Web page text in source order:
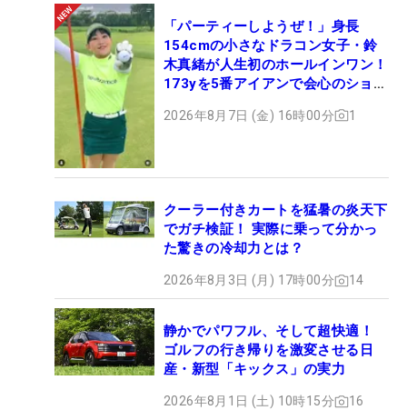
「パーティーしようぜ！」身長
154cmの小さなドラコン女子・鈴
木真緒が人生初のホールインワン！
173yを5番アイアンで会心のショッ
2026年8月7日 (金) 16時00分 1
クーラー付きカートを猛暑の炎天下
でガチ検証！ 実際に乗って分かっ
た驚きの冷却力とは？
2026年8月3日 (月) 17時00分 14
静かでパワフル、そして超快適！
ゴルフの行き帰りを激変させる日
産・新型「キックス」の実力
2026年8月1日 (土) 10時15分 16